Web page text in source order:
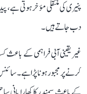
پنیری کی منتقلی مؤخر ہوتی
دب جاتے ہیں۔
غیر یقینی آبی فراہمی کے باعث
کرنے پر مجبور ہونا پڑا ہے۔